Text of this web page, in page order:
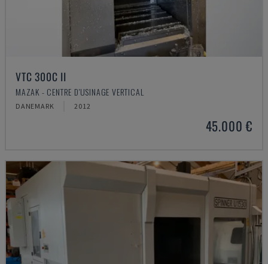
VTC 300C II
MAZAK - CENTRE D'USINAGE VERTICAL
DANEMARK 2012
45.000 €